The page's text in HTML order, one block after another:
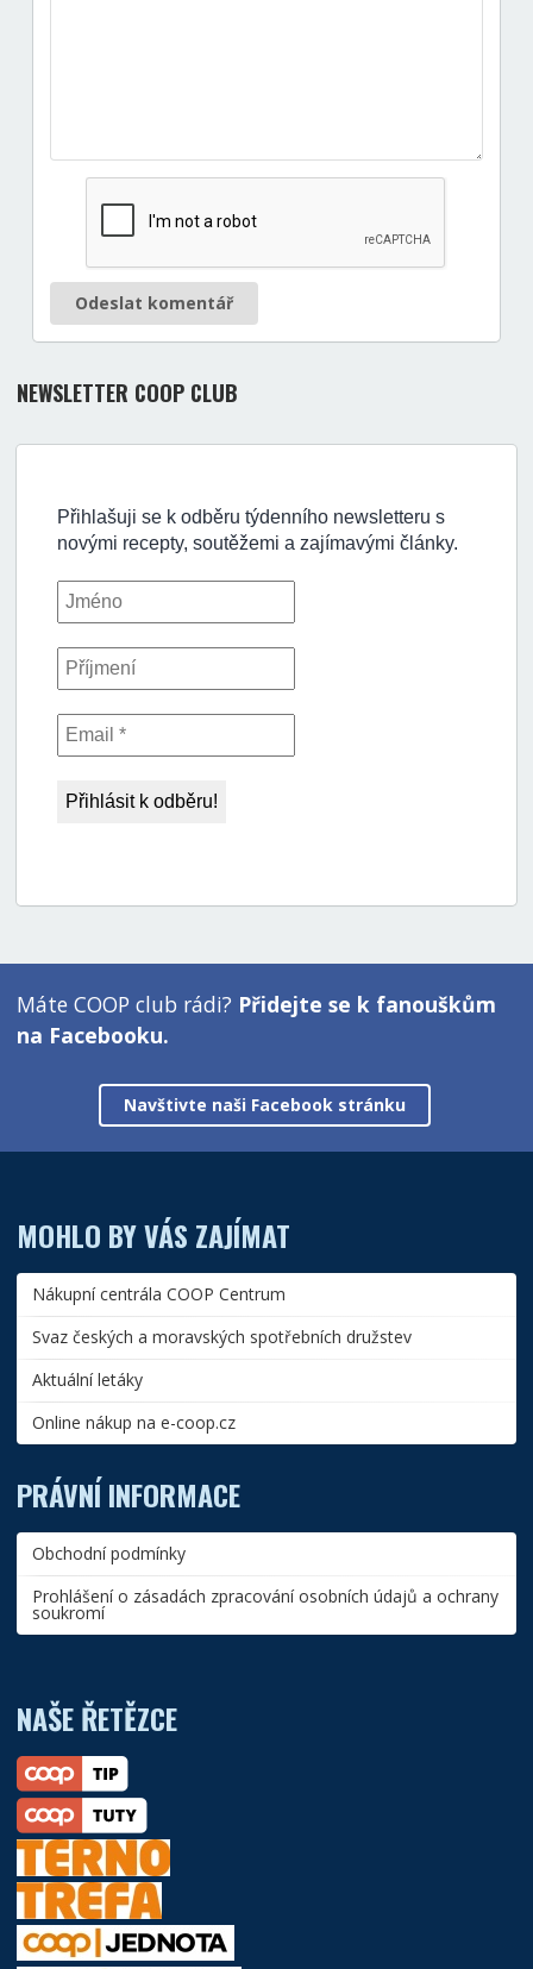
Odeslat komentář
NEWSLETTER COOP CLUB
Máte COOP club rádi? Přidejte se k fanouškům
na Facebooku.
Navštivte naši Facebook stránku
MOHLO BY VÁS ZAJÍMAT
Nákupní centrála COOP Centrum
Svaz českých a moravských spotřebních družstev
Aktuální letáky
Online nákup na e-coop.cz
PRÁVNÍ INFORMACE
Obchodní podmínky
Prohlášení o zásadách zpracování osobních údajů a ochrany
soukromí
NAŠE ŘETĚZCE